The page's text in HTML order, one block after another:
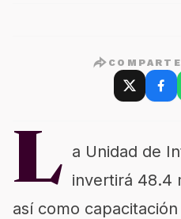
L a Unidad de
invertirá 48.4
así como